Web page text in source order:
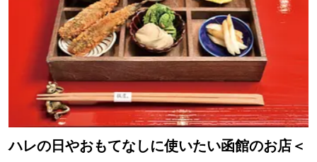
ハレの日やおもてなしに使いたい函館のお店＜